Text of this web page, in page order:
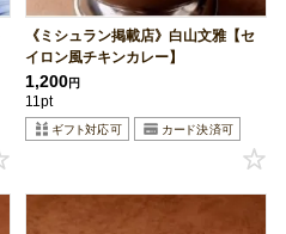
《ミシュラン掲載店》白山文雅【セ
イロン風チキンカレー】
1,200円
11pt